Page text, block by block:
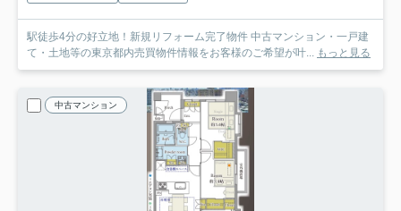
駅徒歩4分の好立地！新規リフォーム完了物件 中古マンション・一戸建
て・土地等の東京都内売買物件情報をお客様のご希望が叶... もっと見る
中古マンション